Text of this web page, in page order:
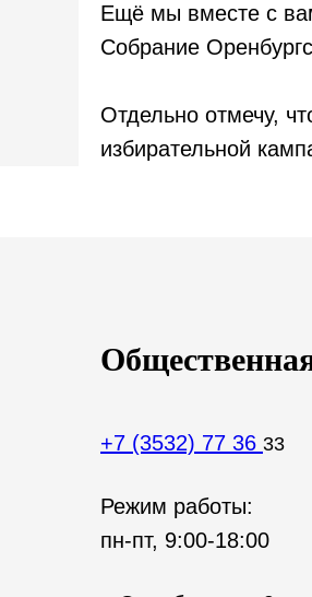
Ещё мы вместе с
Собрание
Отдельно отмечу,
избирательной
+7 (3532) 77 36 33
Режим работы:
пн-пт, 9:00-18:00